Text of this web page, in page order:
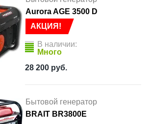
АКЦИЯ!
Aurora AGE 3500 D
В наличии:
Много
28 200 руб.
Бытовой генератор
BRAIT BR3800Е